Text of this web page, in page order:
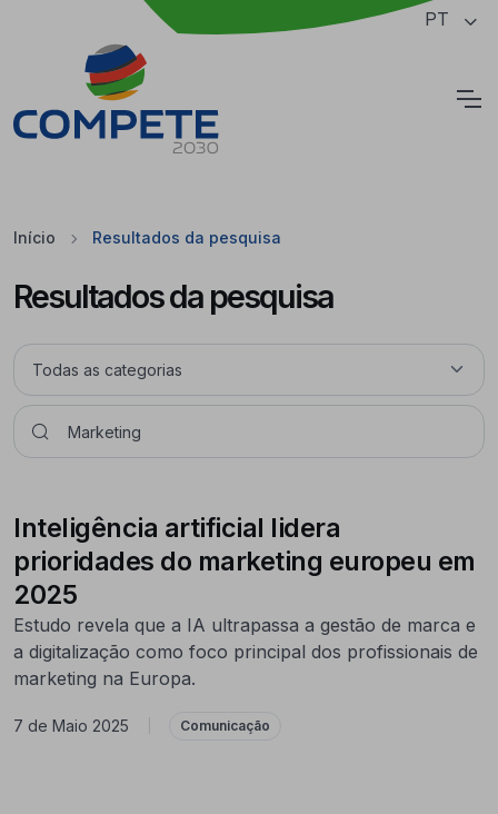
Saltar para o conteúdo principal da página PT
Início Resultados da pesquisa
Resultados da pesquisa
Inteligência artificial lidera
prioridades do marketing europeu em
2025
Estudo revela que a IA ultrapassa a gestão de marca e
a digitalização como foco principal dos profissionais de
marketing na Europa.
7 de Maio 2025 Comunicação